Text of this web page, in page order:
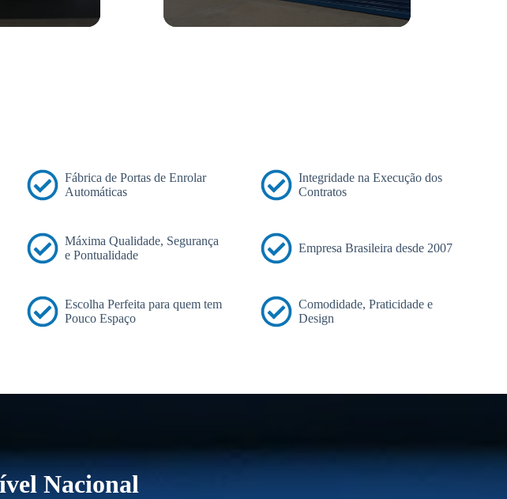
Fábrica de Portas de Enrolar
Automáticas
Máxima Qualidade, Segurança
e Pontualidade
Escolha Perfeita para quem tem
Pouco Espaço
Integridade na Execução dos
Contratos
Empresa Brasileira desde 2007
Comodidade, Praticidade e
Design
Nacional